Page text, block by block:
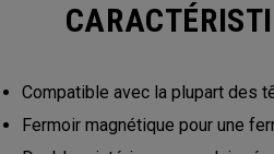
Compatible avec la plupart des
Fermoir magnétique pour une